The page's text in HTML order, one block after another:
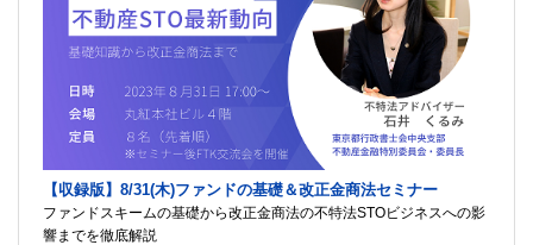
【収録版】8/31(木)ファンドの基礎＆改正金商法セミナー
ファンドスキームの基礎から改正金商法の不特法STOビジネスへの影
響までを徹底解説